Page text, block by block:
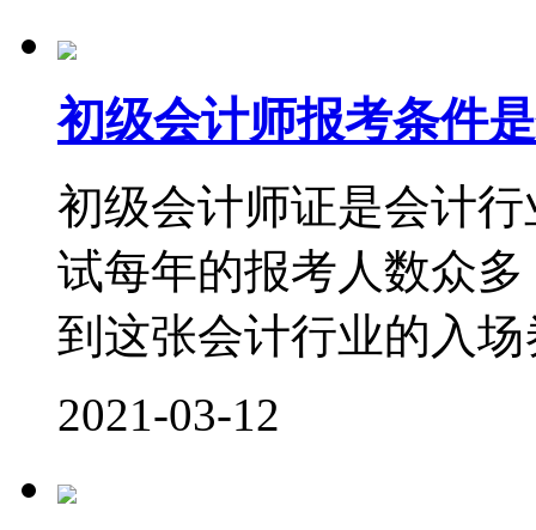
初级会计师报考条件
初级会计师证是会计
试每年的报考人数众
到这张会计行业的入
2021-03-12